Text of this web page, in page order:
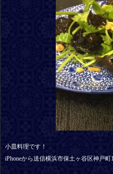
小皿料理です！
iPhoneから送信横浜市保土ヶ谷区神戸